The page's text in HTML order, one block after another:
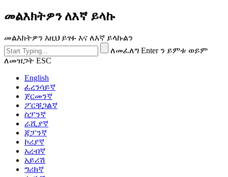
መልእክትዎን ለእኛ ይላኩ
መልእክትዎን እዚህ ይፃፉ እና ለእኛ ይላኩልን
ለመፈለግ Enter ን ይምቱ ወይም
ለመዝጋት ESC
English
ፈረንሳይኛ
ጀርመንኛ
ፖርቹጋልኛ
ስፓንኛ
ራሺያኛ
ጃፓንኛ
ኮሪያኛ
አረብኛ
አይሪሽ
ግሪክኛ